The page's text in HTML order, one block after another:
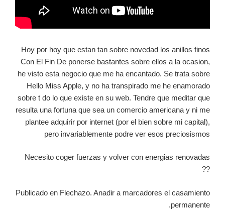
Hoy por hoy que estan tan sobre novedad los anillos finos
Con El Fin De ponerse bastantes sobre ellos a la ocasion,
he visto esta negocio que me ha encantado. Se trata sobre
Hello Miss Apple, y no ha transpirado me he enamorado
sobre t do lo que existe en su web. Tendre que meditar que
resulta una fortuna que sea un comercio americana y ni me
plantee adquirir por internet (por el bien sobre mi capital),
pero invariablemente podre ver esos preciosismos
Necesito coger fuerzas y volver con energias renovadas
??
Publicado en Flechazo. Anadir a marcadores el casamiento
permanente.